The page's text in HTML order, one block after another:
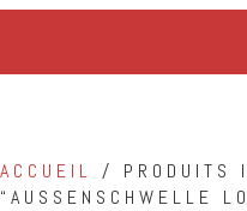
ACCUEIL / PRODUITS
“AUSSENSCHWELLE